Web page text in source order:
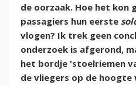
de oorzaak. Hoe het kon
passagiers hun eerste
vlogen? Ik trek geen
onderzoek is afgerond,
het bordje 'stoelriemen
de vliegers op de hoogte